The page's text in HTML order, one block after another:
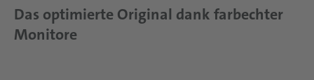
Das optimierte Original dank farbechter
Monitore